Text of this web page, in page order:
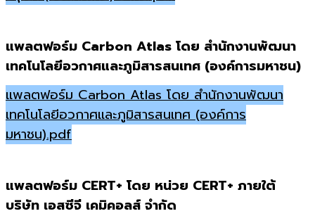
แพลตฟอร์ม Carbon Atlas โดย สำนักงานพัฒนา
เทคโนโลยีอวกาศและภูมิสารสนเทศ (องค์การมหาชน)
แพลตฟอร์ม Carbon Atlas โดย สำนักงานพัฒนา
เทคโนโลยีอวกาศและภูมิสารสนเทศ (องค์การ
มหาชน).pdf
แพลตฟอร์ม CERT+ โดย หน่วย CERT+ ภายใต้
บริษัท เอสซีจี เคมิคอลส์ จำกัด